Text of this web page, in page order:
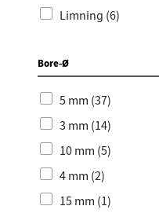
Limning (6)
Påsæt (3)
Bore-Ø
5 mm (37)
3 mm (14)
10 mm (5)
4 mm (2)
15 mm (1)